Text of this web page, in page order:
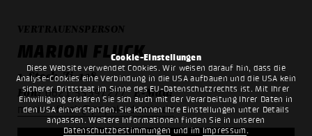
Cookie-Einstellungen
Diese Website verwendet Cookies. Wir weisen darauf hin, dass die
Analyse-Cookies eine Verbindung in die USA aufbauen und die USA kein
sicherer Drittstaat im Sinne des EU-Datenschutzrechts ist. Mit Ihrer
Einwilligung erklären Sie sich auch mit der Verarbeitung Ihrer Daten in
den USA einverstanden. Sie können Ihre Einstellungen unter Details
anpassen. Weitere Informationen finden Sie in unseren
Datenschutzbestimmungenund imImpressum.
VERTRAUENSPERSON
MARION FLUCK
1. Stock, Zi. 118
Fon:0621 53397277E-Mail:
marion.fluck@popakademie.de